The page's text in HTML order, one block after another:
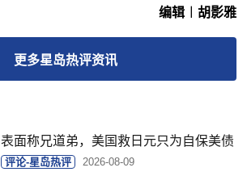
编辑︱胡影雅
更多星岛热评资讯
表面称兄道弟，美国救日元只为自保美债
评论-星岛热评 2026-08-09